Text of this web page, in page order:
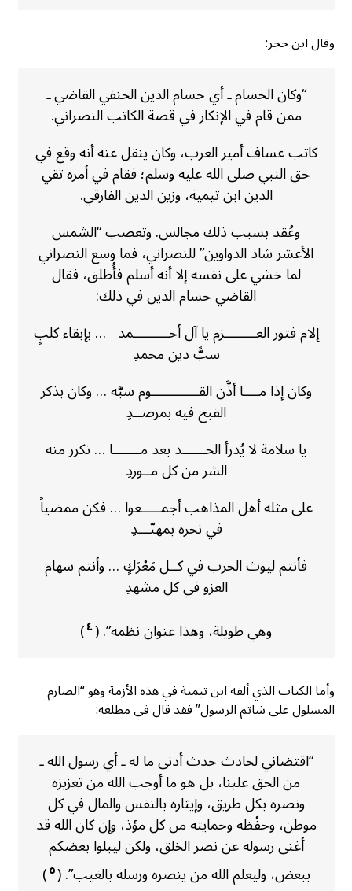
وقال ابن حجر:
“وكان الحسام ـ أي حسام الدين الحنفي القاضي ـ
ممن قام في الإنكار في قصة الكاتب النصراني.
كاتب عساف أمير العرب، وكان ينقل عنه أنه وقع في
حق النبي صلى الله عليه وسلم؛ فقام في أمره تقي
الدين ابن تيمية، وزين الدين الفارقي.
وعُقد بسبب ذلك مجالس. وتعصب “الشمس
الأعشر شاد الدواوين” للنصراني، فما وسع النصراني
لما خشي على نفسه إلا أنه أسلم فأُطلق، فقال
القاضي حسام الدين في ذلك:
إلام فتور العــــــــزم يا آل أحـــــــــمد … بإبقاء كلبٍ
سبًّ دين محمدِ
وكان إذا مــــا أذَّن القــــــــــــوم سبَّه … وكان بذكر
القبح فيه بمرصــدِ
يا سلامة لا يُدرأ الحــــــد بعد مـــــــا … تكرر منه
الشر من كل مــوردِ
على مثله أهل المذاهب أجمـــــعوا … فكن ممضياً
في نحره بمهنّـــدِ
فأنتم ليوث الحرب في كــل مَعْرَكٍ … وأنتم سهام
العزو في كل مشهدِ
وهي طويلة، وهذا عنوان نظمه”. (٤)
وأما الكتاب الذي ألفه ابن تيمية في هذه الأزمة وهو “الصارم
المسلول على شاتم الرسول” فقد قال في مطلعه:
“اقتضاني لحادث حدث أدنى ما له ـ أي رسول الله ـ
من الحق علينا، بل هو ما أوجب الله من تعزيزه
ونصره بكل طريق، وإيثاره بالنفس والمال في كل
موطن، وحفْظه وحمايته من كل مؤذ، وإن كان الله قد
أغنى رسوله عن نصر الخلق، ولكن ليبلوا بعضكم
ببعض، وليعلم الله من ينصره ورسله بالغيب”. (٥)